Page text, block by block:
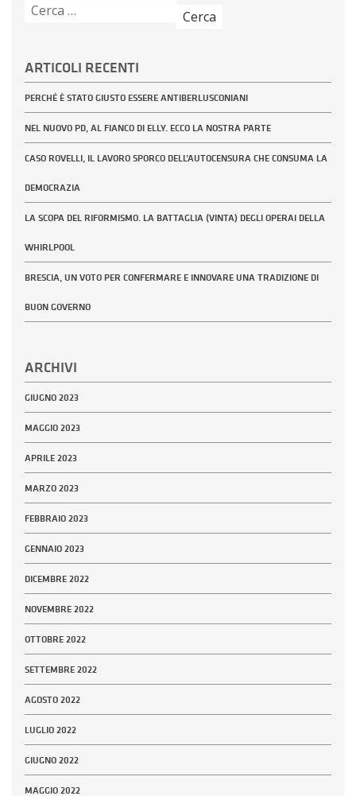
Ricerca
ARTICOLI RECENTI
PERCHÉ È STATO GIUSTO ESSERE ANTIBERLUSCONIANI
NEL NUOVO PD, AL FIANCO DI ELLY. ECCO LA NOSTRA PARTE
CASO ROVELLI, IL LAVORO SPORCO DELL’AUTOCENSURA CHE CONSUMA LA
DEMOCRAZIA
LA SCOPA DEL RIFORMISMO. LA BATTAGLIA (VINTA) DEGLI OPERAI DELLA
WHIRLPOOL
BRESCIA, UN VOTO PER CONFERMARE E INNOVARE UNA TRADIZIONE DI
BUON GOVERNO
ARCHIVI
GIUGNO 2023
MAGGIO 2023
APRILE 2023
MARZO 2023
FEBBRAIO 2023
GENNAIO 2023
DICEMBRE 2022
NOVEMBRE 2022
OTTOBRE 2022
SETTEMBRE 2022
AGOSTO 2022
LUGLIO 2022
GIUGNO 2022
MAGGIO 2022